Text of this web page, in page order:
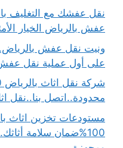
عفش بالرياض الخيار الأمثل100%لـنقل وتغليف
على أول عملية نقل
محدودة..اتصل بنا..نقل اثاثك بـ 300
مستودعات تخزين اثاث